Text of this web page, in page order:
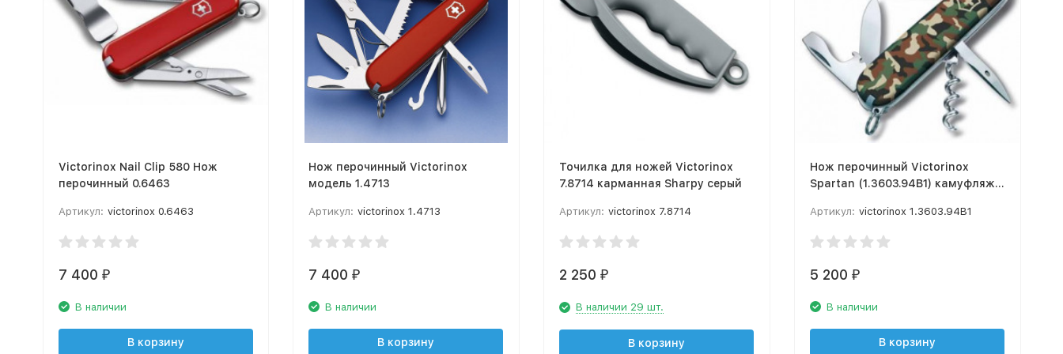
Victorinox Nail Clip 580 Нож
перочинный 0.6463
Артикул: victorinox 0.6463
7 400 ₽
В наличии
В корзину
Нож перочинный Victorinox
модель 1.4713
Артикул: victorinox 1.4713
7 400 ₽
В наличии
В корзину
Точилка для ножей Victorinox
7.8714 карманная Sharpy серый
Артикул: victorinox 7.8714
2 250 ₽
В наличии 29 шт.
В корзину
Нож перочинный Victorinox
Spartan (1.3603.94B1) камуфляж
Артикул: victorinox 1.3603.94B1
5 200 ₽
В наличии
В корзину